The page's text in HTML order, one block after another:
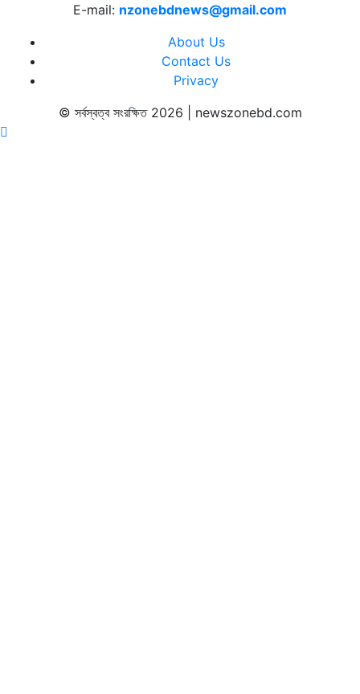
E-mail: nzonebdnews@gmail.com
About Us
Contact Us
Privacy
© সর্বস্বত্ব সংরক্ষিত 2026 | newszonebd.com